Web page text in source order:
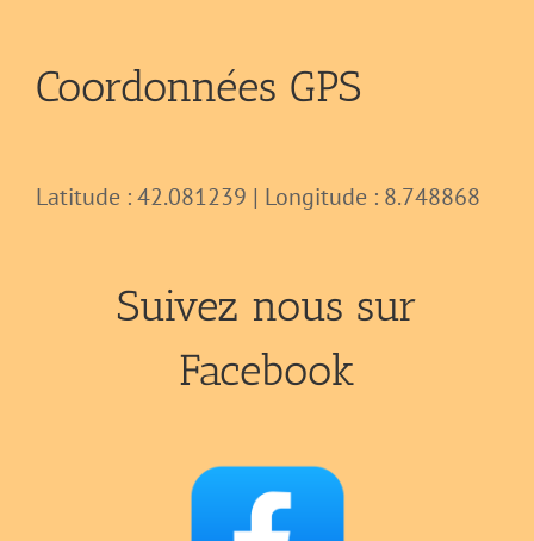
Coordonnées GPS
Latitude : 42.081239 | Longitude : 8.748868
Suivez nous sur
Facebook